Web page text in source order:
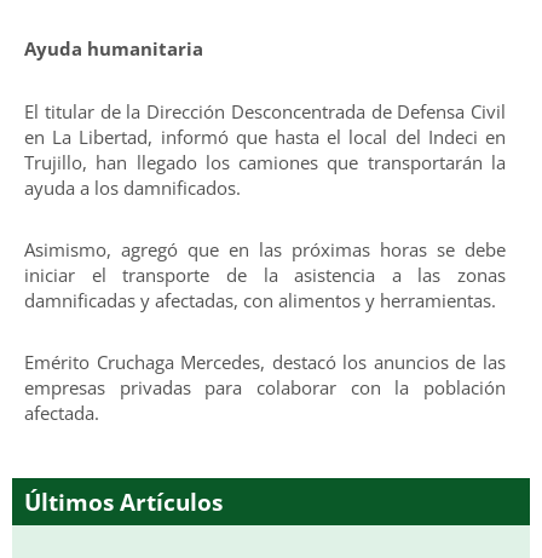
Ayuda humanitaria
El titular de la Dirección Desconcentrada de Defensa Civil
en La Libertad, informó que hasta el local del Indeci en
Trujillo, han llegado los camiones que transportarán la
ayuda a los damnificados.
Asimismo, agregó que en las próximas horas se debe
iniciar el transporte de la asistencia a las zonas
damnificadas y afectadas, con alimentos y herramientas.
Emérito Cruchaga Mercedes, destacó los anuncios de las
empresas privadas para colaborar con la población
afectada.
Últimos Artículos